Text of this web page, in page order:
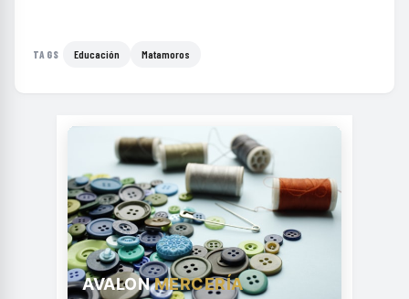
TAGS Educación Matamoros
AVALONMERCERÍA